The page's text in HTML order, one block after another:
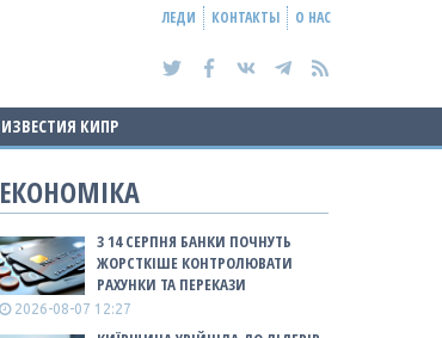
ЛЕДИ КОНТАКТЫ О НАС
ИЗВЕСТИЯ КИПР
ЕКОНОМІКА
З 14 СЕРПНЯ БАНКИ ПОЧНУТЬ
ЖОРСТКІШЕ КОНТРОЛЮВАТИ
РАХУНКИ ТА ПЕРЕКАЗИ
2026-08-07 12:27